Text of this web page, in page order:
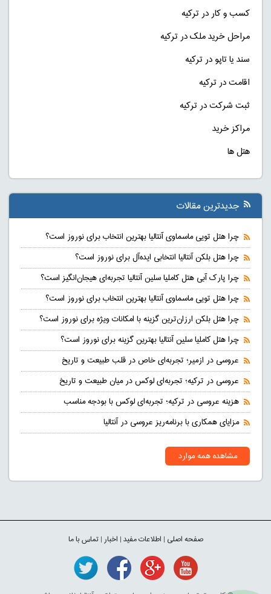
کسب و کار در ترکیه
مراحل خرید ملک در ترکیه
سند یا تاپو در ترکیه
اقامت در ترکیه
ثبت شرکت در ترکیه
مراکز خرید
هتل ها
جدیدترین مقالات
چرا هتل تویی ماسماوی آنتالیا بهترین انتخاب برای نوروز است؟
چرا هتل بلکن آنتالیا انتخابی ایده‌آل برای نوروز است؟
چرا پارک آبی هتل کاملیا سلین آنتالیا تجربه‌ای هیجان‌انگیز است؟
چرا هتل تویی ماسماوی آنتالیا بهترین انتخاب برای نوروز است؟
چرا هتل بلکن ارزان‌ترین گزینه با امکانات ویژه برای نوروز است؟
چرا هتل کاملیا سلین آنتالیا بهترین گزینه برای نوروز است؟
عروسی در ازمیر؛ تجربه‌ای خاص در قلب طبیعت و تاریخ
عروسی در ترکیه؛ تجربه‌ای لوکس در میان طبیعت و تاریخ
هزینه عروسی در ترکیه؛ تجربه‌ای لوکس با بودجه مناسب
مزایای همکاری با برنامه‌ریز عروسی در آنتالیا
مشاهده همه موارد
صفحه اصلی | اطلاعات مفید| اخبار|تماس با ما